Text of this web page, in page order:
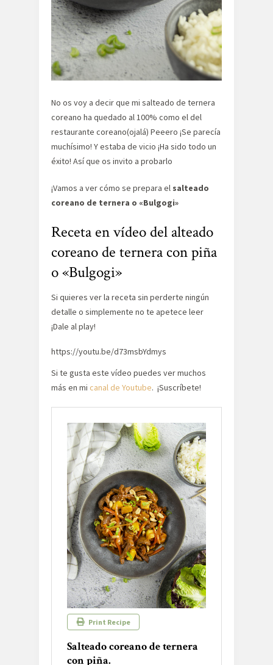
No os voy a decir que mi salteado de ternera
coreano ha quedado al 100% como el del
restaurante coreano(ojalá) Peeero ¡Se parecía
muchísimo! Y estaba de vicio ¡Ha sido todo un
éxito! Así que os invito a probarlo
¡Vamos a ver cómo se prepara el salteado
coreano de ternera o «Bulgogi»
Receta en vídeo del alteado
coreano de ternera con piña
o «Bulgogi»
Si quieres ver la receta sin perderte ningún
detalle o simplemente no te apetece leer
¡Dale al play!
https://youtu.be/d73msbYdmys
Si te gusta este vídeo puedes ver muchos
más en mi canal de Youtube. ¡Suscríbete!
Print Recipe
Salteado coreano de ternera
con piña.